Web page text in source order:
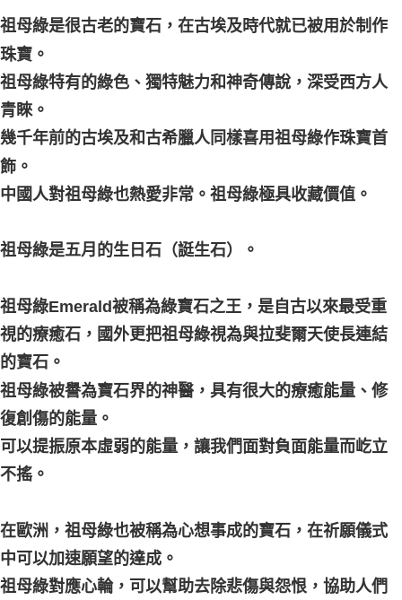
祖母綠是很古老的寶石，在古埃及時代就已被用於制作
珠寶。
祖母綠特有的綠色、獨特魅力和神奇傳說，深受西方人
青睞。
幾千年前的古埃及和古希臘人同樣喜用祖母綠作珠寶首
飾。
中國人對祖母綠也熱愛非常。祖母綠極具收藏價值。
祖母綠是五月的生日石（誔生石）。
祖母綠Emerald被稱為綠寶石之王，是自古以來最受重
視的療癒石，國外更把祖母綠視為與拉斐爾天使長連結
的寶石。
祖母綠被譽為寶石界的神醫，具有很大的療癒能量、修
復創傷的能量。
可以提振原本虛弱的能量，讓我們面對負面能量而屹立
不搖。
在歐洲，祖母綠也被稱為心想事成的寶石，在祈願儀式
中可以加速願望的達成。
祖母綠對應心輪，可以幫助去除悲傷與怨恨，協助人們